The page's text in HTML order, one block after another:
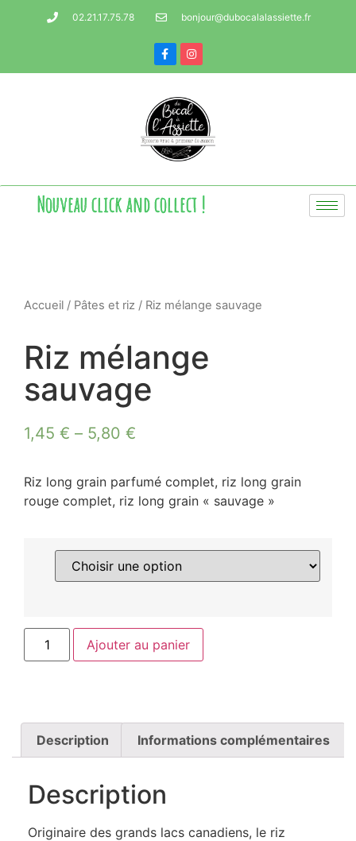
02.21.17.75.78 bonjour@dubocalalassiette.fr
Nouveau click and collect !
Accueil / Pâtes et riz / Riz mélange sauvage
Riz mélange
sauvage
1,45 € – 5,80 €
Riz long grain parfumé complet, riz long grain
rouge complet, riz long grain « sauvage »
Ajouter au panier
Description Informations complémentaires
Description
Originaire des grands lacs canadiens, le riz